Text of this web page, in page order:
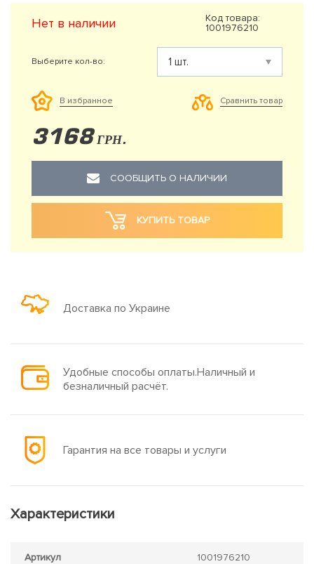
Нет в наличии
Код товара:
1001976210
Выберите кол-во:
В избранное Сравнить товар
3168 ГРН.
СООБЩИТЬ О НАЛИЧИИ
КУПИТЬ ТОВАР
Доставка по Украине
Удобные способы оплаты.Наличный и
безналичный расчёт.
Гарантия на все товары и услуги
Характеристики
Артикул 1001976210